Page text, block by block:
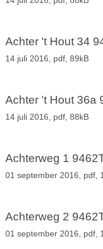
Achter 't Hout 34
14 juli 2016, pdf, 89kB
Achter 't Hout 36a
14 juli 2016, pdf, 88kB
Achterweg 1
01 september 2016, pdf,
Achterweg 2
01 september 2016, pdf,